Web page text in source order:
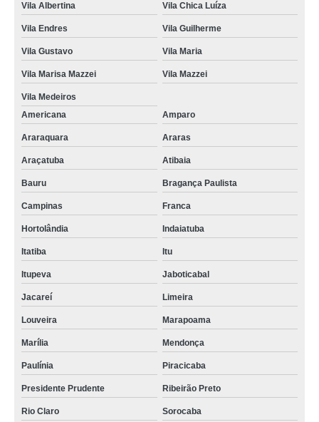
Vila Albertina Vila Chica Luíza
Vila Endres Vila Guilherme
Vila Gustavo Vila Maria
Vila Marisa Mazzei Vila Mazzei
Vila Medeiros
Americana
Amparo
Araraquara Araras
Araçatuba Atibaia
Bauru Bragança Paulista
Campinas Franca
Hortolândia Indaiatuba
Itatiba Itu
Itupeva Jaboticabal
Jacareí Limeira
Louveira Marapoama
Marília Mendonça
Paulínia Piracicaba
Presidente Prudente Ribeirão Preto
Rio Claro Sorocaba